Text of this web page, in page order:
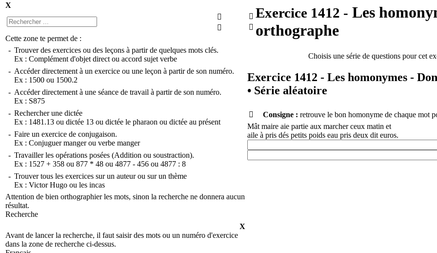
X


Cette zone te permet de :
- Trouver des exercices ou des leçons à partir de quelques mots clés.
Ex : Complément d'objet direct ou accord sujet verbe
- Accéder directement à un exercice ou une leçon à partir de son numéro.
Ex : 1500 ou 1500.2
- Accéder directement à une séance de travail à partir de son numéro.
Ex : S875
- Rechercher une dictée
Ex : 1481.13 ou dictée 13 ou dictée le pharaon ou dictée au présent
- Faire un exercice de conjugaison.
Ex : Conjuguer mangerou verbe manger
- Travailler les opérations posées (Addition ou soustraction).
Ex : 1527 + 358 ou 877 * 48 ou 4877 - 456 ou 4877 : 8
- Trouver tous les exercices sur un auteur ou sur un thème
Ex : Victor Hugo ou les incas
Attention de bien orthographier les mots, sinon la recherche ne donnera aucun
résultat.
Recherche
X
Avant de lancer la recherche, il faut saisir des mots ou un numéro d'exercice
dans la zone de recherche ci-dessus.


Exercice 1412 - Les
orthographe
Choisis une série de questions pour cet
Exercice 1412 - Les homonymes -
• Série aléatoire
 Consigne : retrouve le bon homonyme de chaque mot
Mât maire aie partie aux marcher ceux matin et
aile à pris dés petits poids eau pris deux dit euros.